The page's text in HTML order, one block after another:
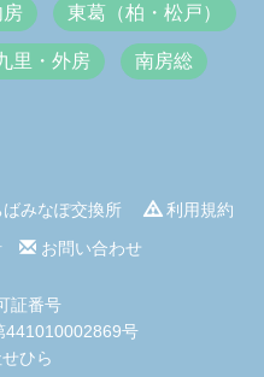
房 東葛（柏・松戸）
里・外房 南房総
みなぽ交換所
利用規約
お問い合わせ
証番号
441010002869号
ひら